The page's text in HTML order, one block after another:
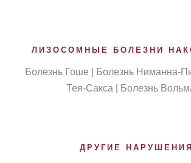
ЛИЗОСОМНЫЕ БОЛЕЗНИ
Болезнь Гоше | Болезнь Ниманна-
Тея-Сакса | Болезнь
ДРУГИЕ НАРУШЕНИЯ